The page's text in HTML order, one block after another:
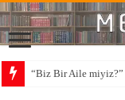
“Biz Bir Aile miyiz?”